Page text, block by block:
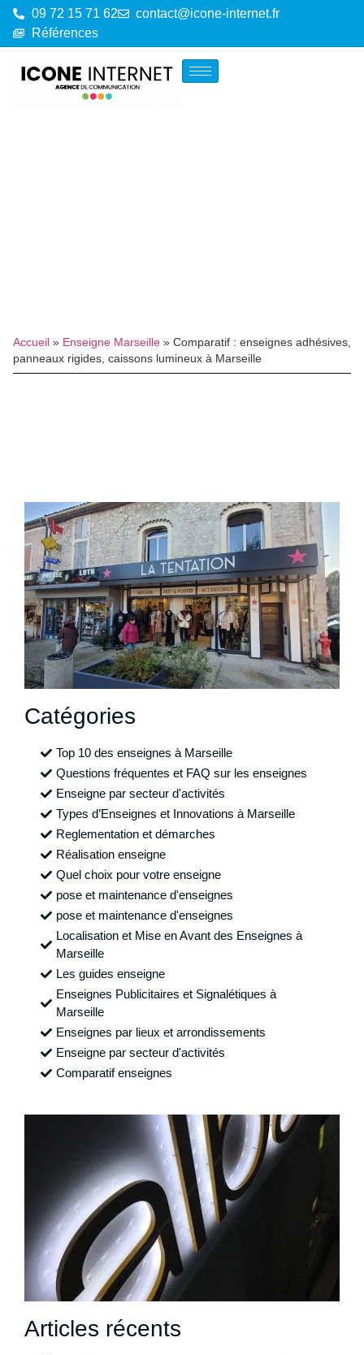
09 72 15 71 62
contact@icone-internet.fr
Références
Accueil » Enseigne Marseille » Comparatif : enseignes adhésives,
panneaux rigides, caissons lumineux à Marseille
Catégories
Top 10 des enseignes à Marseille
Questions fréquentes et FAQ sur les enseignes
Enseigne par secteur d'activités
Types d’Enseignes et Innovations à Marseille
Reglementation et démarches
Réalisation enseigne
Quel choix pour votre enseigne
pose et maintenance d'enseignes
pose et maintenance d'enseignes
Localisation et Mise en Avant des Enseignes à
Marseille
Les guides enseigne
Enseignes Publicitaires et Signalétiques à
Marseille
Enseignes par lieux et arrondissements
Enseigne par secteur d'activités
Comparatif enseignes
Articles récents